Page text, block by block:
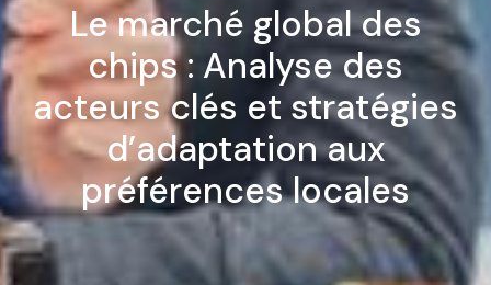
Le marché global des
chips : Analyse des
acteurs clés et stratégies
d’adaptation aux
préférences locales